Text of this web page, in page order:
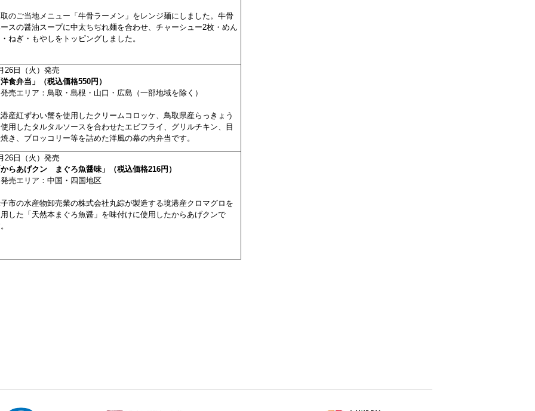
のご当地メニュー「牛骨ラーメン」をレンジ麺にしました。牛骨
スの醤油スープに中太ちぢれ麺を合わせ、チャーシュー2枚・めん
ねぎ・もやしをトッピングしました。
26日（火）発売
食弁当」（税込価格550円）
売エリア：鳥取・島根・山口・広島（一部地域を除く）
産紅ずわい蟹を使用したクリームコロッケ、鳥取県産らっきょう
用したタルタルソースを合わせたエビフライ、グリルチキン、目
き、ブロッコリー等を詰めた洋風の幕の内弁当です。
26日（火）発売
らあげクン まぐろ魚醤味」（税込価格216円）
売エリア：中国・四国地区
市の水産物卸売業の株式会社丸綜が製造する境港産クロマグロを
した「天然本まぐろ魚醤」を味付けに使用したからあげクンで